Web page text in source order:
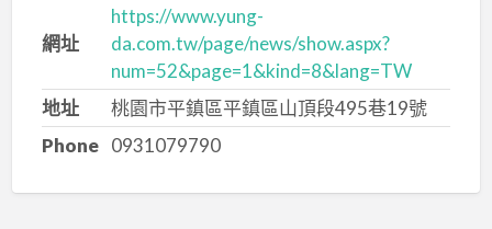
網址
https://www.yung-
da.com.tw/page/news/show.aspx?
num=52&page=1&kind=8&lang=TW
地址
桃園市平鎮區平鎮區山頂段495巷19號
Phone 0931079790